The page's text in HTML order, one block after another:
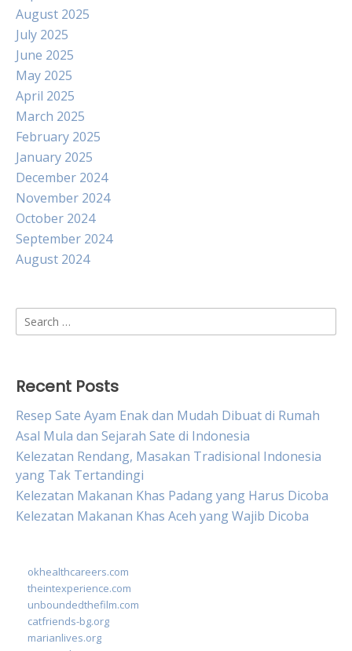
August 2025
July 2025
June 2025
May 2025
April 2025
March 2025
February 2025
January 2025
December 2024
November 2024
October 2024
September 2024
August 2024
Search
for:
Recent Posts
Resep Sate Ayam Enak dan Mudah Dibuat di Rumah
Asal Mula dan Sejarah Sate di Indonesia
Kelezatan Rendang, Masakan Tradisional Indonesia
yang Tak Tertandingi
Kelezatan Makanan Khas Padang yang Harus Dicoba
Kelezatan Makanan Khas Aceh yang Wajib Dicoba
okhealthcareers.com
theintexperience.com
unboundedthefilm.com
catfriends-bg.org
marianlives.org